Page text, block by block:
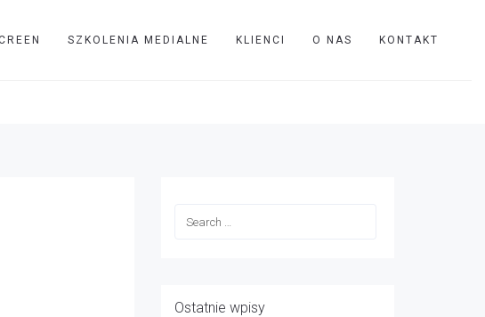
SZKOLENIA MEDIALNE KLIENCI O NAS KONTAKT
Ostatnie wpisy